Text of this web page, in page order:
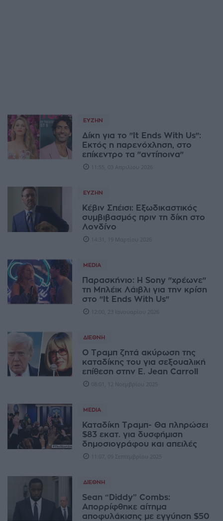
ΕΥΖΗΝ
Δίκη για το "It Ends With Us":
Εκτός η παρενόχληση, στο
επίκεντρο τα "αντίποινα"
11:55, 03 Απριλίου 2026
ΕΥΖΗΝ
Κέβιν Σπέισι: Εξωδικαστικός
συμβιβασμός πριν τη δίκη στο
Λονδίνο
14:31, 19 Μαρτίου 2026
MEDIA
Παρασκήνιο: Η Sony "χρέωνε"
τη Μπλέικ Λάιβλι για την κρίση
στο "It Ends With Us"
12:00, 23 Ιανουαρίου 2026
ΔΙΕΘΝΉ
Ο Τραμπ ζητά ακύρωση της
καταδίκης του για σεξουαλική
επίθεση στην E. Jean Carroll
08:01, 12 Νοεμβρίου 2025
MEDIA
Καταδίκη Τραμπ- Θα πληρώσει
$83 εκατ. για δυσφήμιση
δημοσιογράφου και απειλές
11:07, 09 Σεπτεμβρίου 2025
ΔΙΕΘΝΉ
Sean “Diddy” Combs:
Απορρίφθηκε αίτημα
αποφυλάκισης με εγγύηση $50